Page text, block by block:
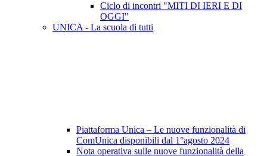
Ciclo di incontri "MITI DI IERI E DI
OGGI"
UNICA - La scuola di tutti
Piattaforma Unica – Le nuove funzionalità di
ComUnica disponibili dal 1°agosto 2024
Nota operativa sulle nuove funzionalità della